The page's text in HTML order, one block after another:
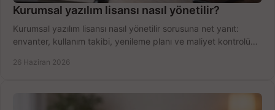
Kurumsal yazılım lisansı nasıl yönetilir?
Kurumsal yazılım lisansı nasıl yönetilir sorusuna net yanıt:
envanter, kullanım takibi, yenileme planı ve maliyet kontrolü
26 Haziran 2026